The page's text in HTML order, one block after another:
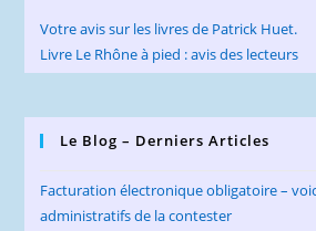
Votre avis sur les livres de Patrick Huet.
Livre Le Rhône à pied : avis des lecteurs
Le Blog – Derniers Articles
Facturation électronique obligatoire –
administratifs de la contester